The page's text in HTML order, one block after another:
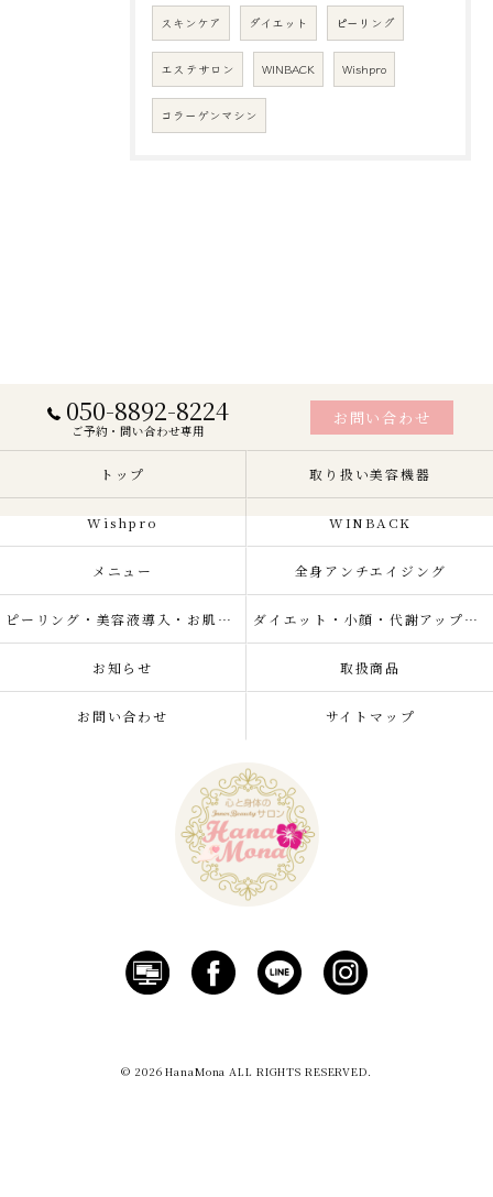
スキンケア ダイエット ピーリング
エステサロン WINBACK Wishpro
コラーゲンマシン
050-8892-8224
ご予約・問い合わせ専用
お問い合わせ
トップ 取り扱い美容機器
Wishpro WINBACK
メニュー 全身アンチエイジング
ピーリング・美容液導入・お肌の悩み改善 ダイエット・小顔・代謝アップ・肌質改善・リラクゼーション
お知らせ 取扱商品
お問い合わせ サイトマップ
© 2026 HanaMona ALL RIGHTS RESERVED.